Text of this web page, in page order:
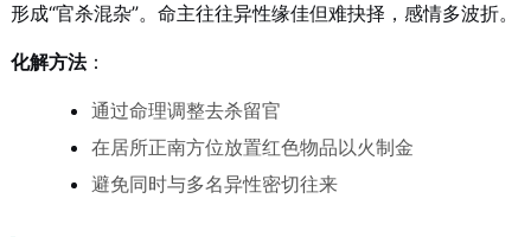
形成“官杀混杂”。命主往往异性缘佳但难抉择，感情多波折。
化解方法：
通过命理调整去杀留官
在居所正南方位放置红色物品以火制金
避免同时与多名异性密切往来